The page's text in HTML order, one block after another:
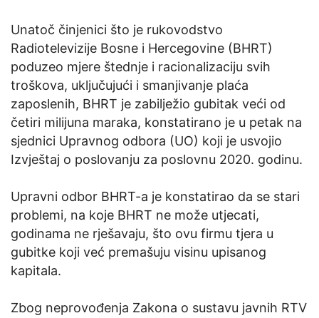
Unatoč činjenici što je rukovodstvo
Radiotelevizije Bosne i Hercegovine (BHRT)
poduzeo mjere štednje i racionalizaciju svih
troškova, uključujući i smanjivanje plaća
zaposlenih, BHRT je zabilježio gubitak veći od
četiri milijuna maraka, konstatirano je u petak na
sjednici Upravnog odbora (UO) koji je usvojio
Izvještaj o poslovanju za poslovnu 2020. godinu.
Upravni odbor BHRT-a je konstatirao da se stari
problemi, na koje BHRT ne može utjecati,
godinama ne rješavaju, što ovu firmu tjera u
gubitke koji već premašuju visinu upisanog
kapitala.
Zbog neprovođenja Zakona o sustavu javnih RTV